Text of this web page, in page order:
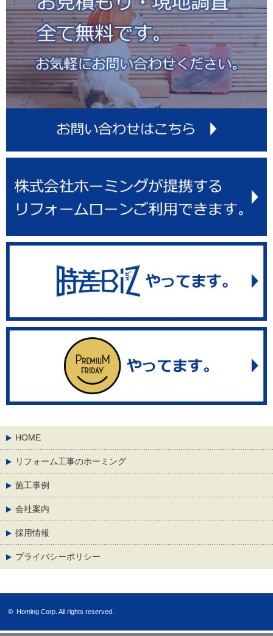
HOME
リフォーム工事のホーミング
施工事例
会社案内
採用情報
プライバシーポリシー
© Homing Corp. All rights reserved.